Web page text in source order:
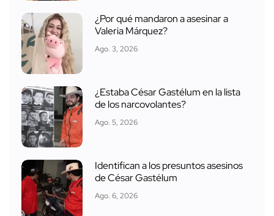
¿Por qué mandaron a asesinar a
Valeria Márquez?
Ago. 3, 2026
¿Estaba César Gastélum en la lista
de los narcovolantes?
Ago. 5, 2026
Identifican a los presuntos asesinos
de César Gastélum
Ago. 6, 2026